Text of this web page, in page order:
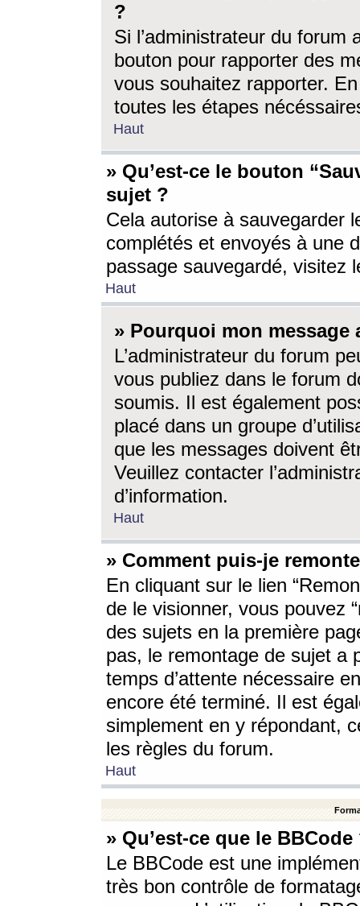
?
Si l’administrateur du forum
bouton pour rapporter des
vous souhaitez rapporter.
toutes les étapes
Haut
» Qu’est-ce le bouton
sujet ?
Cela autorise à sauvegarder
complétés et envoyés à une
passage sauvegardé, visitez
Haut
» Pourquoi mon message
L’administrateur du forum
vous publiez dans le forum
soumis. Il est également
placé dans un groupe
que les messages doivent
Veuillez contacter
d’information.
Haut
» Comment puis-je
En cliquant sur le lien
de le visionner, vous pouvez
des sujets en la première
pas, le remontage de sujet a
temps d’attente nécessaire
encore été terminé. Il est
simplement en y répondant,
les règles du forum.
Haut
» Qu’est-ce que le BBCode
Le BBCode est une
très bon contrôle de